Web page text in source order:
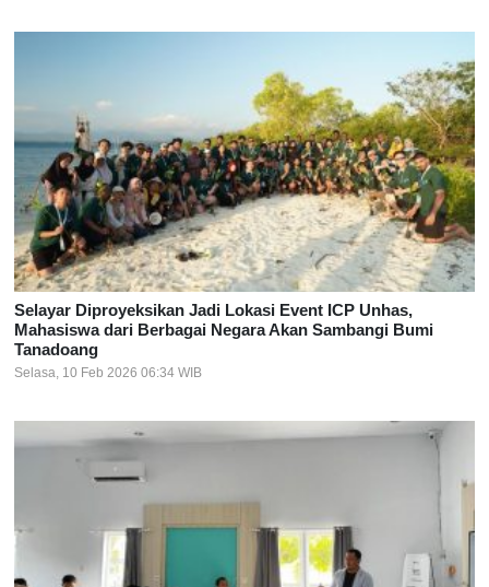
Selayar Diproyeksikan Jadi Lokasi Event ICP Unhas,
Mahasiswa dari Berbagai Negara Akan Sambangi Bumi
Tanadoang
Selasa, 10 Feb 2026 06:34 WIB